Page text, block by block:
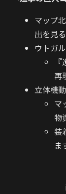
マップ
出を見
ウトガ
再
立体機
マ
物
装
ま